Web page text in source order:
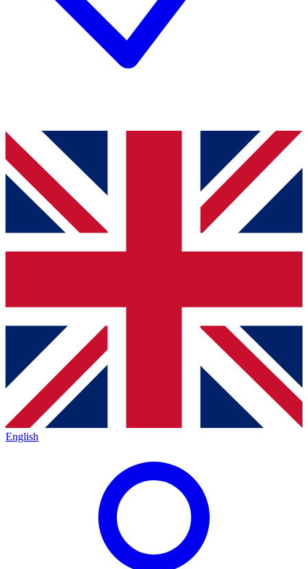
English